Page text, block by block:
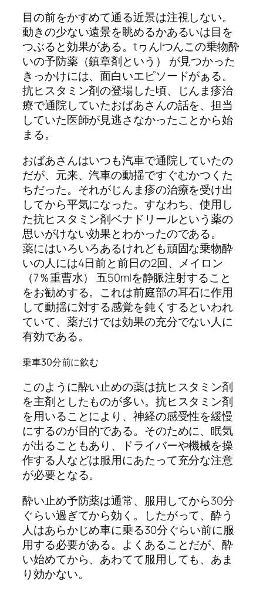
目の前をかすめて通る近景は注視しない。
動きの少ない遠景を眺めるかあるいは目を
つぶると効果がある。tヮんlつんこの乗物酔
いの予防薬（鎮章剤という） が見つかった
きっかけには、面白いエピソードがぁる。
抗ヒスタミン剤の登場した頃、じんま疹治
療で通院していたおばあさんの話を、担当
していた医師が見逃さなかったことから始
まる。
おばあさんはいつも汽車で通院していたの
だが、元来、汽車の動揺ですぐむかつくた
ちだった。それがじんま疹の治療を受け出
してから平気になった。すなわち、使用し
た抗ヒスタミン剤ベナドリールという薬の
思いがけない効果とわかったのである。
薬にはいろいろあるけれども頑固な乗物酔
いの人には4日前と前日の2回、メイロン
（7％重曹水） 五50mlを静脈注射すること
をお勧めする。これは前庭部の耳石に作用
して動揺に対する感覚を鈍くするといわれ
ていて、薬だけでは効果の充分でない人に
有効である。
乗車30分前に飲む
このように酔い止めの薬は抗ヒスタミン剤
を主剤としたものが多い。抗ヒスタミン剤
を用いることにより、神経の感受性を緩慢
にするのが目的である。そのために、眠気
が出ることもあり、ドライバーや機械を操
作する人などは服用にあたって充分な注意
が必要となる。
酔い止め予防薬は通常、服用してから30分
ぐらい過ぎてから効く。したがって、酔う
人はあらかじめ車に乗る30分ぐらい前に服
用する必要がある。よくあることだが、酔
い始めてから、あわてて服用しても、あま
り効かない。